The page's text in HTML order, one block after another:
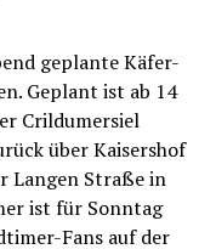
geplante Käfer-
Geplant ist ab 14
Crildumersiel
über Kaisershof
Langen Straße in
ist für Sonntag
Fans auf der